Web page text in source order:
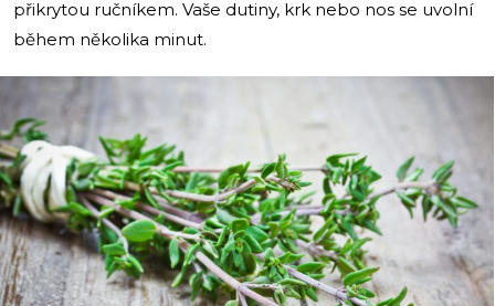
přikrytou ručníkem. Vaše dutiny, krk nebo nos se uvolní
během několika minut.